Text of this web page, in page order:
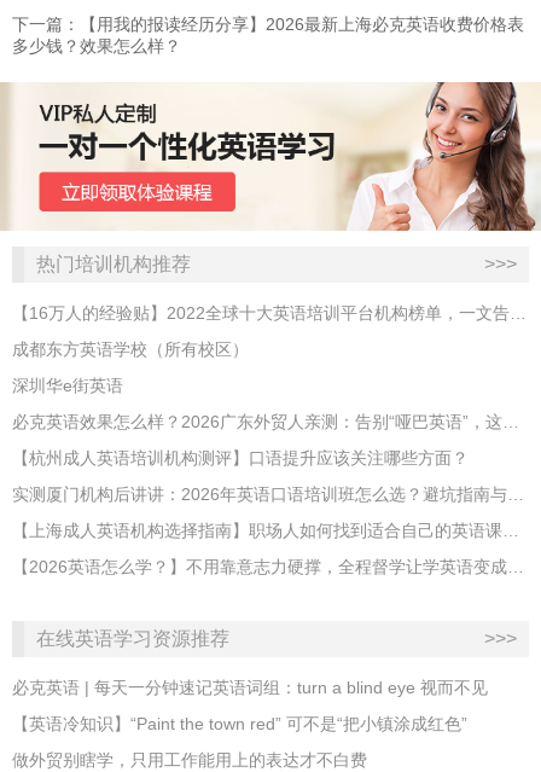
下一篇：【用我的报读经历分享】2026最新上海必克英语收费价格表
多少钱？效果怎么样？
热门培训机构推荐 >>>
【16万人的经验贴】2022全球十大英语培训平台机构榜单，一文告诉你
成都东方英语学校（所有校区）
深圳华e街英语
必克英语效果怎么样？2026广东外贸人亲测：告别“哑巴英语”，这才是成年人最高效的自救指南！
【杭州成人英语培训机构测评】口语提升应该关注哪些方面？
实测厦门机构后讲讲：2026年英语口语培训班怎么选？避坑指南与高效学习新范式
【上海成人英语机构选择指南】职场人如何找到适合自己的英语课程？
【2026英语怎么学？】不用靠意志力硬撑，全程督学让学英语变成日常习惯
在线英语学习资源推荐 >>>
必克英语 | 每天一分钟速记英语词组：turn a blind eye 视而不见
​【英语冷知识】“Paint the town red” 可不是“把小镇涂成红色”
做外贸别瞎学，只用工作能用上的表达才不白费